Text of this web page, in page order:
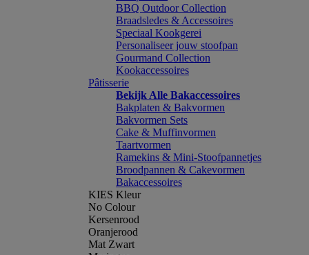
BBQ Outdoor Collection
Braadsledes & Accessoires
Speciaal Kookgerei
Personaliseer jouw stoofpan
Gourmand Collection
Kookaccessoires
Pâtisserie
Bekijk Alle Bakaccessoires
Bakplaten & Bakvormen
Bakvormen Sets
Cake & Muffinvormen
Taartvormen
Ramekins & Mini-Stoofpannetjes
Broodpannen & Cakevormen
Bakaccessoires
KIES Kleur
No Colour
Kersenrood
Oranjerood
Mat Zwart